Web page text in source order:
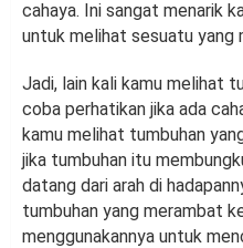
cahaya. Ini sangat menarik
untuk melihat sesuatu yang
Jadi, lain kali kamu melihat
coba perhatikan jika ada
kamu melihat tumbuhan
jika tumbuhan itu
datang dari arah di
tumbuhan yang merambat
menggunakannya untuk